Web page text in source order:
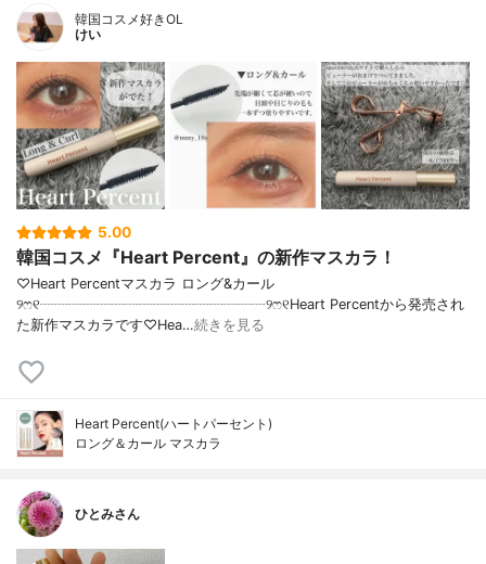
韓国コスメ好きOL
けい
5.00
韓国コスメ『Heart Percent』の新作マスカラ！
♡Heart Percentマスカラ ロング&カール
୨ෆ୧┈┈┈┈┈┈┈┈┈┈┈┈┈┈┈┈୨ෆ୧Heart Percentから発売され
た新作マスカラです♡Hea…続きを見る
Heart Percent(ハートパーセント)
ロング＆カール マスカラ
ひとみさん